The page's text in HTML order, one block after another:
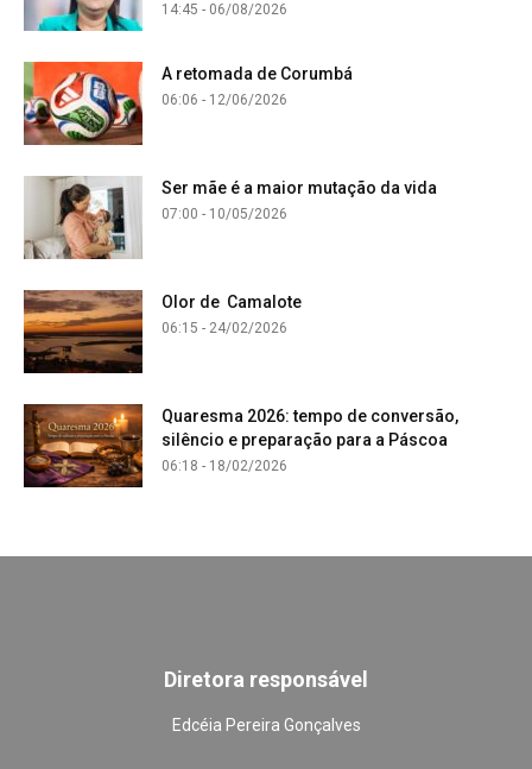
14:45 - 06/08/2026
A retomada de Corumbá
06:06 - 12/06/2026
Ser mãe é a maior mutação da vida
07:00 - 10/05/2026
Olor de Camalote
06:15 - 24/02/2026
Quaresma 2026: tempo de conversão,
silêncio e preparação para a Páscoa
06:18 - 18/02/2026
Diretora responsável
Edcéia Pereira Gonçalves